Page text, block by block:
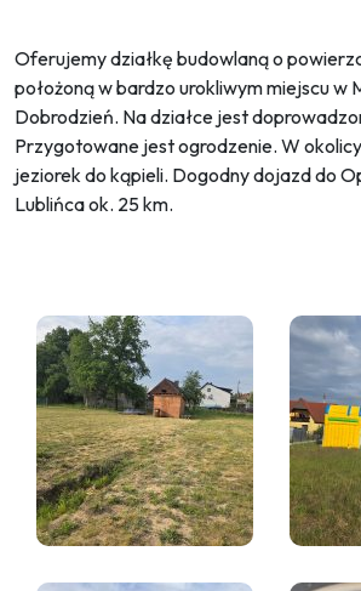
Oferujemy działkę budowlaną o
położoną w bardzo urokliwym miejscu w
Dobrodzień. Na działce jest
Przygotowane jest ogrodzenie. W
jeziorek do kąpieli. Dogodny dojazd do
Lublińca ok. 25 km.